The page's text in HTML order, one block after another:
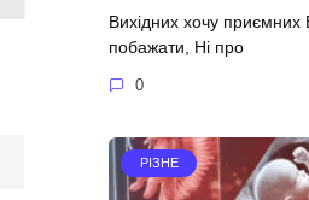
Вихідних хочу приємних
побажати, Ні про
0
РІЗНЕ